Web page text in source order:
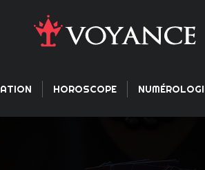
HOROSCOPE